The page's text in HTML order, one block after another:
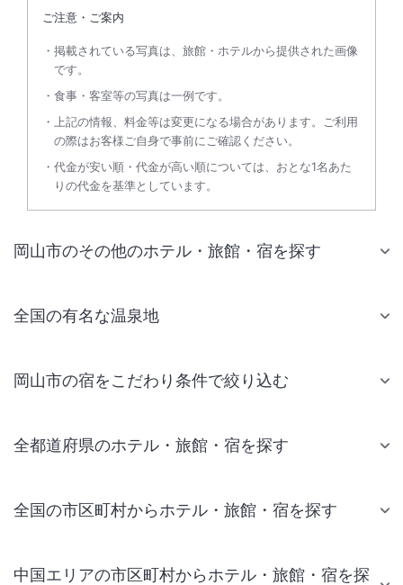
ご注意・ご案内
掲載されている写真は、旅館・ホテルから提供された画像
です。
食事・客室等の写真は一例です。
上記の情報、料金等は変更になる場合があります。ご利用
の際はお客様ご自身で事前にご確認ください。
代金が安い順・代金が高い順については、おとな1名あた
りの代金を基準としています。
岡山市のその他のホテル・旅館・宿を探す
全国の有名な温泉地
岡山市の宿をこだわり条件で絞り込む
全都道府県のホテル・旅館・宿を探す
全国の市区町村からホテル・旅館・宿を探す
中国エリアの市区町村からホテル・旅館・宿を探